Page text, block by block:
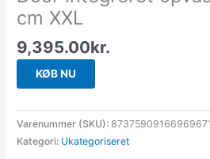
cm XXL
9,395.00kr.
KØB NU
Varenummer (SKU):
Kategori: Ukategoriseret